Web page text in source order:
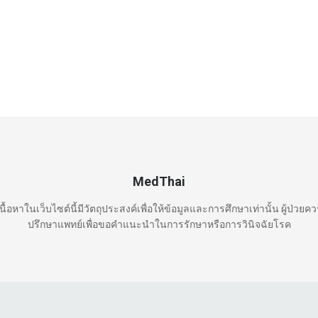
MedThai
อหาในเว็บไซต์นี้มีวัตถุประสงค์เพื่อให้ข้อมูลและการศึกษาเท่านั้น ผู้ป่วยค
ปรึกษาแพทย์เพื่อขอคำแนะนำในการรักษาหรือการวินิจฉัยโรค